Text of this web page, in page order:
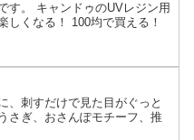
す。 キャンドゥのUVレジン用
しくなる！ 100均で買える！
、刺すだけで見た目がぐっと
さぎ、おさんぽモチーフ、推